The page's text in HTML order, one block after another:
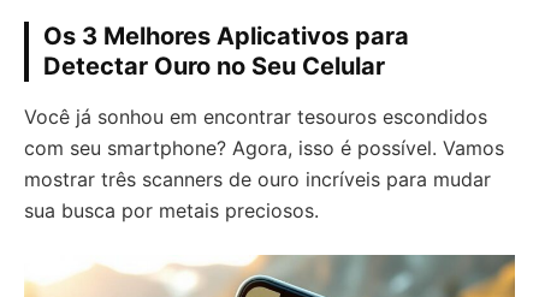
Os 3 Melhores Aplicativos para
Detectar Ouro no Seu Celular
Você já sonhou em encontrar tesouros escondidos
com seu smartphone? Agora, isso é possível. Vamos
mostrar três scanners de ouro incríveis para mudar
sua busca por metais preciosos.